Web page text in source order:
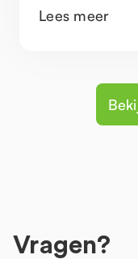
Lees meer
Vragen?